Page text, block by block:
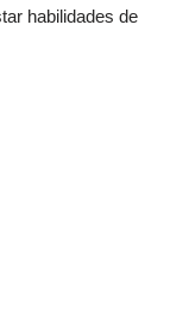
habilidades de